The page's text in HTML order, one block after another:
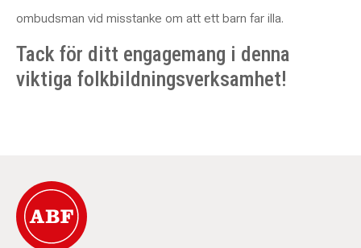
ombudsman vid misstanke om att ett barn far illa.
Tack för ditt engagemang i denna
viktiga folkbildningsverksamhet!